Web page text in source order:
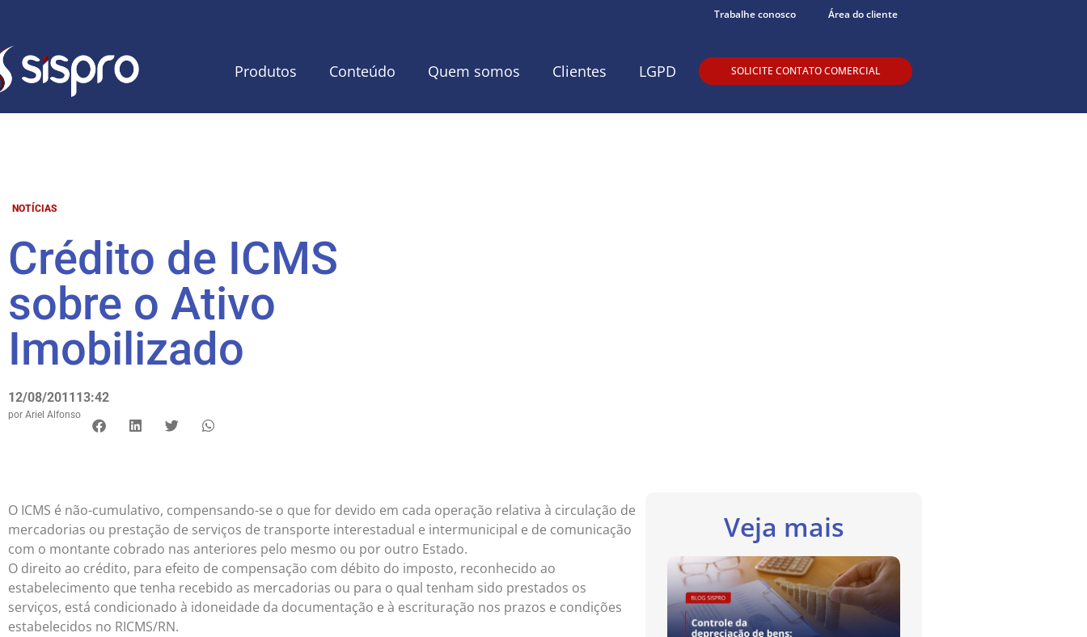
Trabalhe conosco Área do cliente
Produtos Conteúdo Quem somos Clientes LGPD SOLICITE CONTATO COMERCIAL
NOTÍCIAS
Crédito de ICMS
sobre o Ativo
Imobilizado
12/08/2011 13:42
por Ariel Alfonso
O ICMS é não-cumulativo, compensando-se o que for devido em cada operação relativa à circulação de
mercadorias ou prestação de serviços de transporte interestadual e intermunicipal e de comunicação
com o montante cobrado nas anteriores pelo mesmo ou por outro Estado.
O direito ao crédito, para efeito de compensação com débito do imposto, reconhecido ao
estabelecimento que tenha recebido as mercadorias ou para o qual tenham sido prestados os
serviços, está condicionado à idoneidade da documentação e à escrituração nos prazos e condições
estabelecidos no RICMS/RN.
Veja mais